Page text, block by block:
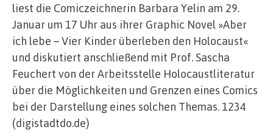
liest die Comiczeichnerin Barbara Yelin am 29.
Januar um 17 Uhr aus ihrer Graphic Novel »Aber
ich lebe – Vier Kinder überleben den Holocaust«
und diskutiert anschließend mit Prof. Sascha
Feuchert von der Arbeitsstelle Holocaustliteratur
über die Möglichkeiten und Grenzen eines Comics
bei der Darstellung eines solchen Themas. 1234
(digistadtdo.de)